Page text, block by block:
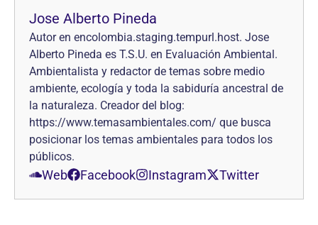
Jose Alberto Pineda
Autor en encolombia.staging.tempurl.host. Jose
Alberto Pineda es T.S.U. en Evaluación Ambiental.
Ambientalista y redactor de temas sobre medio
ambiente, ecología y toda la sabiduría ancestral de
la naturaleza. Creador del blog:
https://www.temasambientales.com/ que busca
posicionar los temas ambientales para todos los
públicos.
Web Facebook Instagram Twitter